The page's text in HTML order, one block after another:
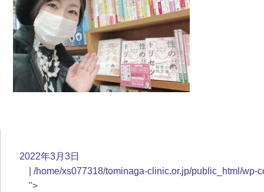
2022年3月3日
/home/xs077318/tominaga-clinic.or.jp/public_html/
">